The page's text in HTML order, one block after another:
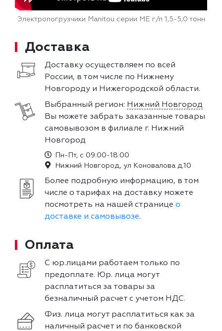
Электропогрузчики Manitou серии ME г/п 1,5-5,0 тонн
Доставка
Доставку осуществляем по всей
России, в том числе по Нижнему
Новгороду и Нижегородской области.
Выбранный регион: Нижний Новгород
Вы можете забрать заказанные товары
самовывозом в филиале г. Нижний
Новгород
Пн-Пт, с 09:00-18:00
Нижний Новгород, ул Коновалова д.10
Более подробную информацию, в том
числе о тарифах на доставку можете
посмотреть на нашей странице о
доставке и самовывозе.
Оплата
С юр.лицами работаем только по
предоплате. Юр. лица могут
расплатиться за товары за
безналичный расчет с учетом НДС.
Физ. лица могут расплатиться как за
наличный расчет и по банковской